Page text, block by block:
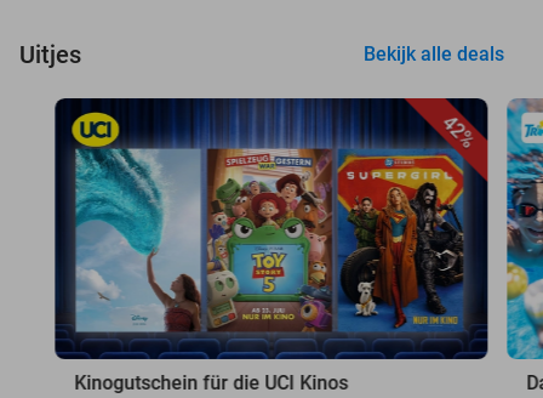
Uitjes Bekijk alle deals
42%
Kinogutschein für die UCI Kinos